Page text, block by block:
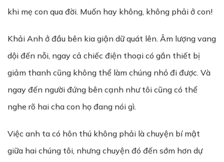
khi mẹ con qua đời. Muốn hay không, không phải ở con!
Khải Anh ở đầu bên kia giận dữ quát lên. Âm lượng vang
dội đến nỗi, ngay cả chiếc điện thoại có gắn thiết bị
giảm thanh cũng không thể làm chúng nhỏ đi được. Và
ngay đến người đứng bên cạnh như tôi cũng có thể
nghe rõ hai cha con họ đang nói gì.
Việc anh ta có hôn thú không phải là chuyện bí mật
giữa hai chúng tôi, nhưng chuyện đó đến sớm hơn dự